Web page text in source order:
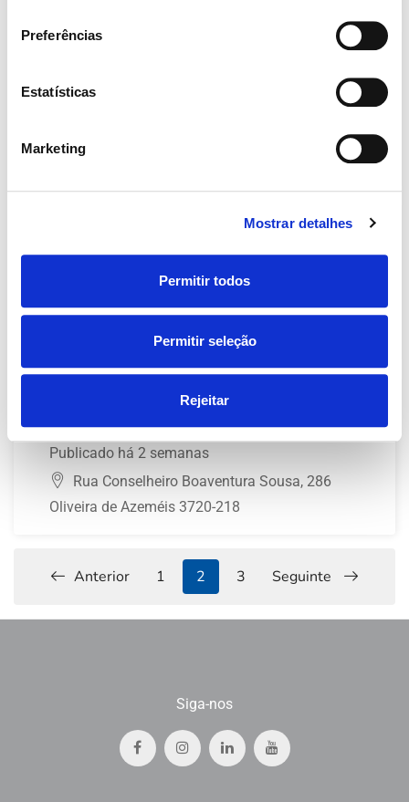
Preferências
Estatísticas
Marketing
Mostrar detalhes
Permitir todos
Permitir seleção
Rejeitar
Rua Alves Redol 119A, 2600-100 Vila Franca de
Fisioterapeuta Alverca
Publicado há 2 semanas
Rua António Sérgio, Bairro da Chasa, Lote D,
2615-041 Alverca do Ribatejo.
Fisioterapeuta Oliveira de Azeméis
Publicado há 2 semanas
Rua Conselheiro Boaventura Sousa, 286
Oliveira de Azeméis 3720-218
Anterior 1 2 3 Seguinte
Siga-nos